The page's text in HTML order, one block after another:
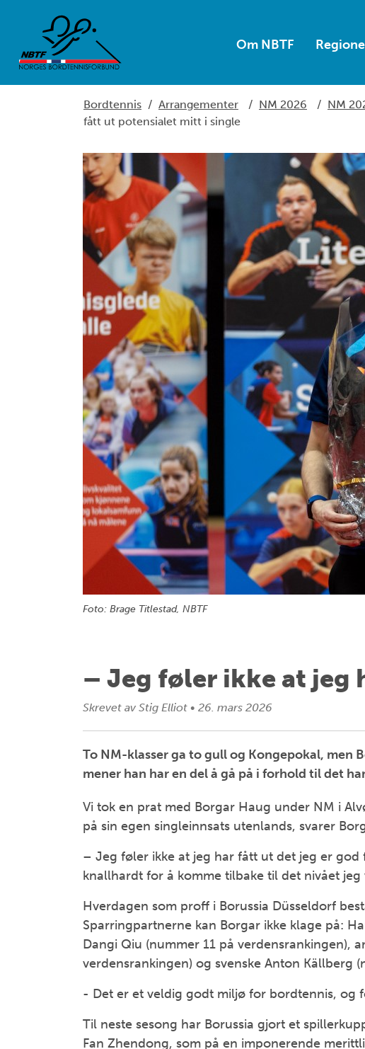
Om NBTF
Bordtennis / Arrangementer / NM 2026 / NM
fått ut potensialet mitt i single
Foto: Brage Titlestad, NBTF
– Jeg føler ikke at
Skrevet av Stig Elliot • 26. mars 2026
To NM-klasser ga to gull og Kongepokal, men
mener han har en del å gå på i forhold til det
Vi tok en prat med Borgar Haug under NM i
på sin egen singleinnsats utenlands, svarer
– Jeg føler ikke at jeg har fått ut det jeg er
knallhardt for å komme tilbake til det nivået jeg
Hverdagen som proff i Borussia Düsseldorf
Sparringpartnerne kan Borgar ikke klage på:
Dangi Qiu (nummer 11 på verdensrankingen),
verdensrankingen) og svenske Anton Källberg
- Det er et veldig godt miljø for bordtennis, og
Til neste sesong har Borussia gjort et
Fan Zhendong, som på en imponerende